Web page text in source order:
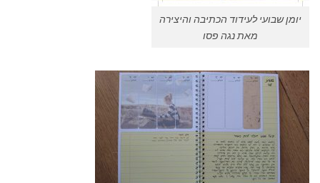
יומן שבועי לעידוד הכתיבה והיצירה
מאת נגה פסו